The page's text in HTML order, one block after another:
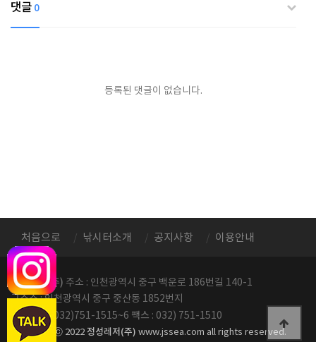
댓글 0
등록된 댓글이 없습니다.
처음으로 낚시터소개 공지사항 이용안내
정성레저(주) 주소 : 인천광역시 중구 백운로 186번길 140-1
구주소 : 인천광역시 중구 중산동 1852번지
전화번호: 032)751-1515~6 팩스 : 032) 751-1510
copyright ⓒ 2022 정성레저(주) www.jssea.com all rights reserved.